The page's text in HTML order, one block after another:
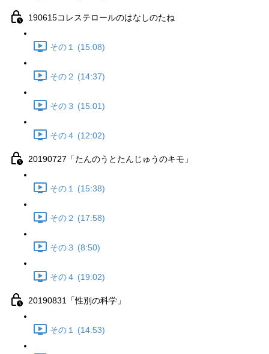
190615コレステロールのはなしのたね
その１ (15:08)
その２ (14:37)
その３ (15:01)
その４ (12:02)
20190727「たんのうとたんじゅうのキモ」
その１ (15:38)
その２ (17:58)
その３ (8:50)
その４ (19:02)
20190831「性別の科学」
その１ (14:53)